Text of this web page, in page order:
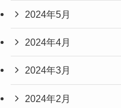
2024年5月
2024年4月
2024年3月
2024年2月